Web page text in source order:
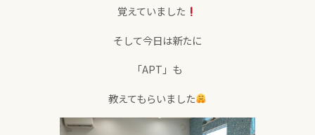
覚えていました
そして今日は新たに
「APT」も
教えてもらいました